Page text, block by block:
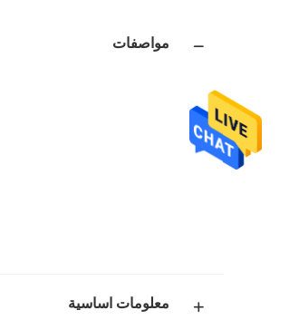
مواصفات
معلومات اساسية